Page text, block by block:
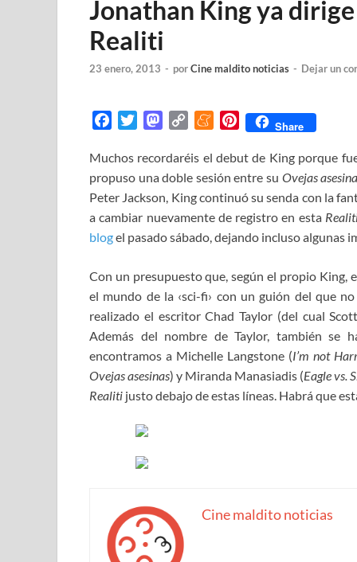
Jonathan King ya
Realiti
23 enero, 2013 - porCine maldito noticias - Dejar un
c
e
b
o
o
i
t
t
e
r
M
s
t
o
d
o
p
y
L
i
n
M
n
e
a
m
e
P
n
t
e
r
e
t
Share
Muchos recordaréis el debut de King porque
propuso una doble sesión entre su Ovejas
Peter Jackson, King continuó su senda con la
a cambiar nuevamente de registro en esta
blogel pasado sábado, dejando incluso algunas
Con un presupuesto que, según el propio King,
el mundo de la ‹sci-fi› con un guión del que
realizado el escritor Chad Taylor (del cual
Además del nombre de Taylor, también se
encontramos a Michelle Langstone (I’m not
Ovejas asesinas) y Miranda Manasiadis (Eagle vs.
Realiti justo debajo de estas líneas. Habrá que
Cine maldito noticias